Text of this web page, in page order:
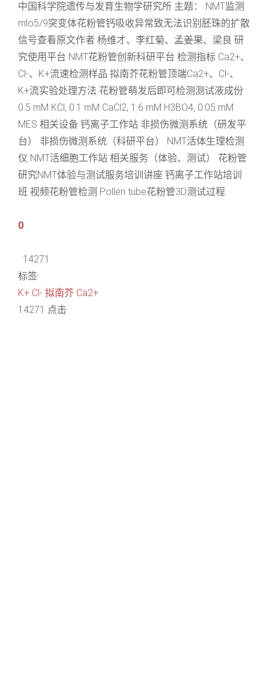
中国科学院遗传与发育生物学研究所 主题： NMT监测
mlo5/9突变体花粉管钙吸收异常致无法识别胚珠的扩散
信号查看原文作者 杨维才、李红菊、孟姜果、梁良 研
究使用平台 NMT花粉管创新科研平台 检测指标 Ca2+、
Cl-、K+流速检测样品 拟南芥花粉管顶端Ca2+、Cl-、
K+流实验处理方法 花粉管萌发后即可检测测试液成份
0.5 mM KCl, 0.1 mM CaCl2, 1.6 mM H3BO4, 0.05 mM
MES 相关设备 钙离子工作站 非损伤微测系统（研发平
台） 非损伤微测系统（科研平台） NMT活体生理检测
仪 NMT活细胞工作站 相关服务（体验、测试） 花粉管
研究NMT体验与测试服务培训讲座 钙离子工作站培训
班 视频花粉管检测 Pollen tube花粉管3D测试过程
0
14271
标签:
K+ Cl- 拟南芥 Ca2+
14271 点击